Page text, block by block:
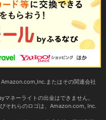
またはその関連会社
ネーライトの出金はできません。
それらのロゴは、Amazon.com, Inc.